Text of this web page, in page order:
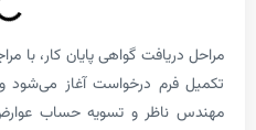
گواهی پایان کار، با مراجعه به
درخواست آغاز می‌شود و نهایتاً با
و تسویه حساب عوارض خاتمه